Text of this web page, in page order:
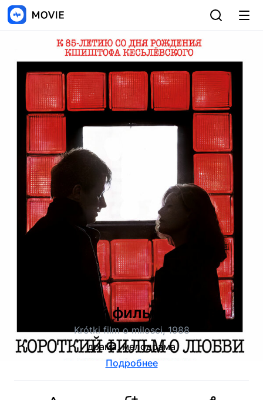
Короткий фильм о любви
Krótki film o milosci, 1988
драма, мелодрама
Подробнее